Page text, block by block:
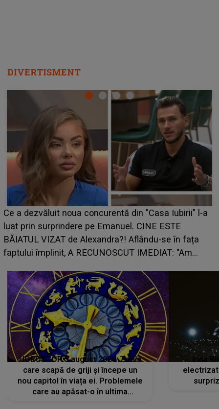
HOROSCOP 7 august 2026. Zodia care intră într-o
perioadă marcată de încercări. Problemele se adună
din toate părțile, iar o veste neașteptată îi dă planurile
peste cap
HOROSCOP 5 august 2026. Zodia
care scapă de griji și începe un
nou capitol în viața ei. Problemele
care au apăsat-o în ultima
perioadă își găsesc, în sfârșit,
rezolvarea
Irina